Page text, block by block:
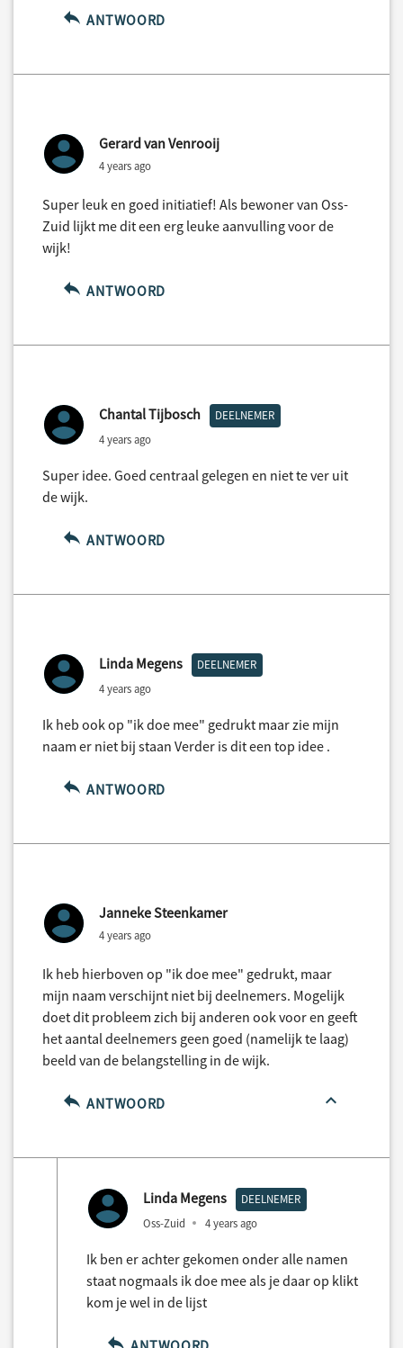
ANTWOORD
Gerard van Venrooij
4 years ago
Super leuk en goed initiatief! Als bewoner van Oss-
Zuid lijkt me dit een erg leuke aanvulling voor de
wijk!
ANTWOORD
Chantal Tijbosch DEELNEMER
4 years ago
Super idee. Goed centraal gelegen en niet te ver uit
de wijk.
ANTWOORD
Linda Megens DEELNEMER
4 years ago
Ik heb ook op "ik doe mee" gedrukt maar zie mijn
naam er niet bij staan Verder is dit een top idee .
ANTWOORD
Janneke Steenkamer
4 years ago
Ik heb hierboven op "ik doe mee" gedrukt, maar
mijn naam verschijnt niet bij deelnemers. Mogelijk
doet dit probleem zich bij anderen ook voor en geeft
het aantal deelnemers geen goed (namelijk te laag)
beeld van de belangstelling in de wijk.
ANTWOORD
Linda Megens DEELNEMER
Oss-Zuid 4 years ago
Ik ben er achter gekomen onder alle namen
staat nogmaals ik doe mee als je daar op klikt
kom je wel in de lijst